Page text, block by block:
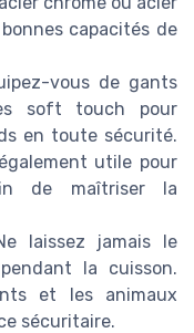
capacités de
vous de gants
soft touch pour
en toute sécurité.
utile pour
de maîtriser la
laissez jamais le
la cuisson.
et les animaux
sécuritaire.